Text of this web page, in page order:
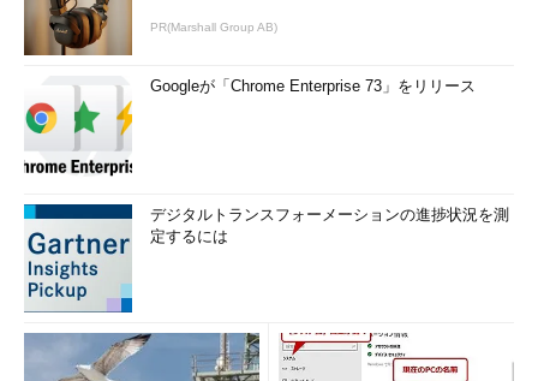
PR(Marshall Group AB)
Googleが「Chrome Enterprise 73」をリリース
デジタルトランスフォーメーションの進捗状況を測
定するには